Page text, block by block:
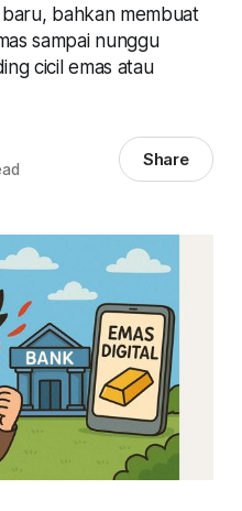
bahkan membuat
sampai nunggu
cicil emas atau
Share